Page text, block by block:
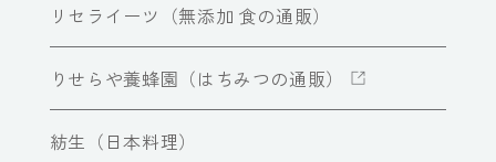
リセライーツ（無添加 食の通販）
りせらや養蜂園（はちみつの通販）
紡生（日本料理）